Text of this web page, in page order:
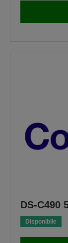
DS-C490
Disponibile